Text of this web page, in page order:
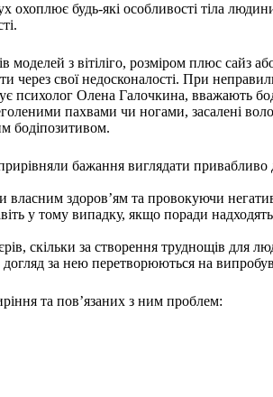
охоплює будь-які особливості тіла
з вітіліго, розміром плюс сайз
свої недосконалості. При
психолог Олена Галочкина, вважають
пахвами чи ногами, засалені
бодіпозитивом.
бажання виглядати привабливо
власним здоров’ям та провокуючи
у тому випадку, якщо поради надходять
скільки за створення труднощів для
за нею перетворюються на
та пов’язаних з ним проблем: